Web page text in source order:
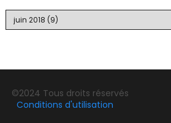
©2024 Tous droits réservés
Conditions d'utilisation